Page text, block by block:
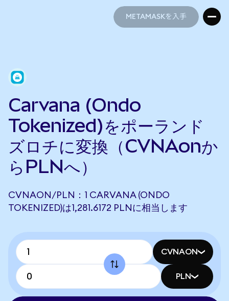
METAMASKを入手
Carvana (Ondo
Tokenized)をポーランド
ズロチに変換（CVNAonか
らPLNへ）
CVNAON/PLN：1 CARVANA (ONDO
TOKENIZED)は1,281.6172 PLNに相当します
CVNAON
PLN